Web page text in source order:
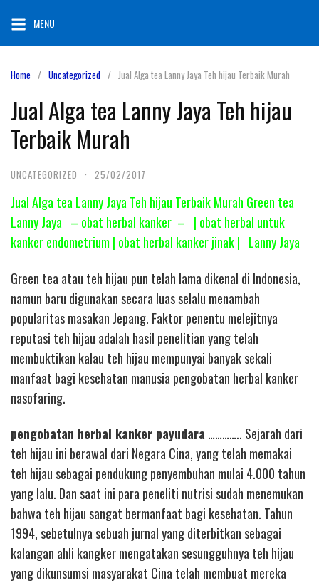
content
MENU
Home Uncategorized Jual Alga tea Lanny Jaya Teh hijau Terbaik Murah
Jual Alga tea Lanny Jaya Teh hijau
Terbaik Murah
UNCATEGORIZED · 25/02/2017
Jual Alga tea Lanny Jaya Teh hijau Terbaik Murah Green tea
Lanny Jaya – obat herbal kanker – | obat herbal untuk
kanker endometrium | obat herbal kanker jinak | Lanny Jaya
Green tea atau teh hijau pun telah lama dikenal di Indonesia,
namun baru digunakan secara luas selalu menambah
popularitas masakan Jepang. Faktor penentu melejitnya
reputasi teh hijau adalah hasil penelitian yang telah
membuktikan kalau teh hijau mempunyai banyak sekali
manfaat bagi kesehatan manusia pengobatan herbal kanker
nasofaring.
pengobatan herbal kanker payudara ………….. Sejarah dari
teh hijau ini berawal dari Negara Cina, yang telah memakai
teh hijau sebagai pendukung penyembuhan mulai 4.000 tahun
yang lalu. Dan saat ini para peneliti nutrisi sudah menemukan
bahwa teh hijau sangat bermanfaat bagi kesehatan. Tahun
1994, sebetulnya sebuah jurnal yang diterbitkan sebagai
kalangan ahli kangker mengatakan sesungguhnya teh hijau
yang dikunsumsi masyarakat Cina telah membuat mereka